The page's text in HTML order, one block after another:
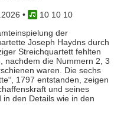
•
10 10 10
der
Joseph Haydns durch
Streichquartett fehlten
nachdem die Nummern 2, 3
waren. Die sechs
1797 entstanden, zeigen
und seines
den Details wie in den